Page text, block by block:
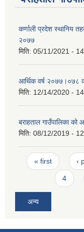
कर्णाली प्रदेश स्थानिय
२०७७
मिति: 05/11/2021 -
आर्थिक वर्ष २०७७।०७८
मिति: 12/14/2020 -
बराहताल गाउँपालिका
मिति: 08/12/2019 -
Pages
« first ‹
4
अन्य